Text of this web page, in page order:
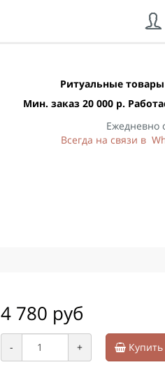
Ритуальные
Мин. заказ 20 000 р.
Ежедневно
Всегда на связи в
4 780 руб
- + Купить